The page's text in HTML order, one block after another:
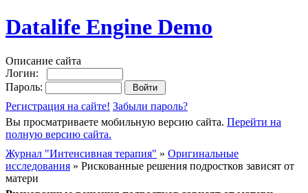
Datalife Engine Demo
Описание сайта
Логин:
Пароль:
Регистрация на сайте! Забыли пароль?
Вы просматриваете мобильную версию сайта. Перейти на
полную версию сайта.
Журнал "Интенсивная терапия" » Оригинальные
исследования » Рискованные решения подростков зависят от
матери